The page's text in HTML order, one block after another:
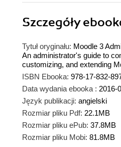
Szczegóły
Tytuł oryginału: Moodle 3
An administrator's guide to
customizing, and extending
ISBN Ebooka: 978-17-832-
Data wydania ebooka : 2016-
Język publikacji: angielski
Rozmiar pliku Pdf: 22.1MB
Rozmiar pliku ePub: 37.8MB
Rozmiar pliku Mobi: 81.8MB